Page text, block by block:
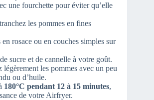
une fourchette pour éviter qu’elle
les pommes en fines
rosace ou en couches simples sur
sucre et de cannelle à votre goût.
légèrement les pommes avec un peu
ou d’huile.
180°C pendant 12 à 15 minutes,
de votre Airfryer.